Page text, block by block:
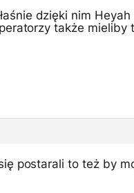
dzięki nim
także mieliby
postarali to też by